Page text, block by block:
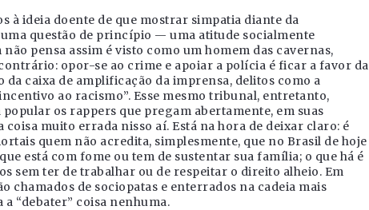
à ideia doente de que mostrar simpatia diante da
questão de princípio — uma atitude socialmente
pensa assim é visto como um homem das cavernas,
opor-se ao crime e apoiar a polícia é ficar a favor da
caixa de amplificação da imprensa, delitos como a
ao racismo”. Esse mesmo tribunal, entretanto,
os rappers que pregam abertamente, em suas
coisa muito errada nisso aí. Está na hora de deixar claro: é
quem não acredita, simplesmente, que no Brasil de hoje
está com fome ou tem de sustentar sua família; o que há é
sem ter de trabalhar ou de respeitar o direito alheio. Em
chamados de sociopatas e enterrados na cadeia mais
a “debater” coisa nenhuma.